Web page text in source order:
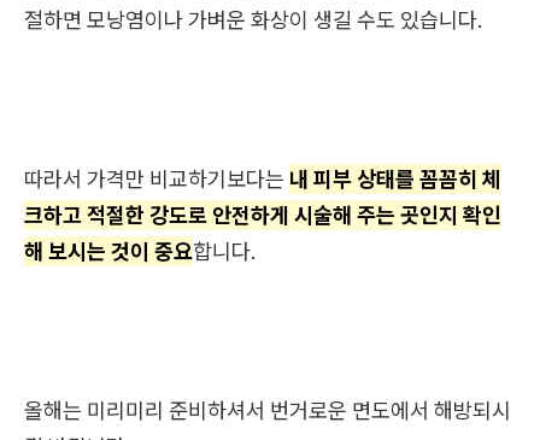
절하면 모낭염이나 가벼운 화상이 생길 수도 있습니다.
따라서 가격만 비교하기보다는 내 피부 상태를 꼼꼼히 체
크하고 적절한 강도로 안전하게 시술해 주는 곳인지 확인
해 보시는 것이 중요합니다.
올해는 미리미리 준비하셔서 번거로운 면도에서 해방되시